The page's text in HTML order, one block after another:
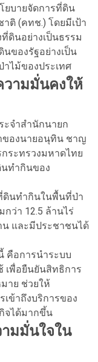
ยบายจัดการที่ดิน
ติ (คทช.) โดยมีเป้า
ดินอย่างเป็นธรรม
ของรัฐอย่างเป็น
ไม้ของประเทศ
วามมั่นคงให้
ะจำสำนักนายก
ของนายอนุทิน ชาญ
ระทรวงมหาดไทย
ทำกินของ
ดินทำกินในพื้นที่ป่า
กว่า 12.5 ล้านไร่
น และมีประชาชนได้
คือการนำระบบ
เพื่อยืนยันสิทธิการ
าย ช่วยให้
ข้าถึงบริการของ
จได้มากขึ้น
มมั่นใจใน